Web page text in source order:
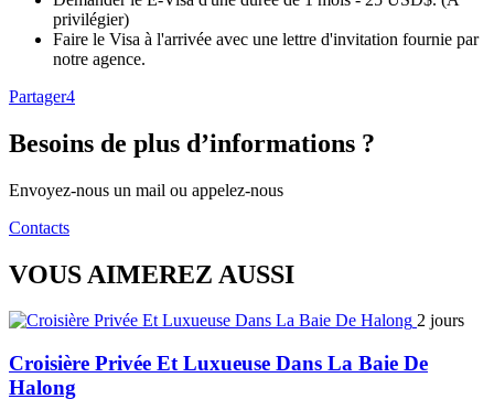
privilégier)
Faire le Visa à l'arrivée avec une lettre d'invitation fournie par
notre agence.
Partager4
Besoins de plus d’informations ?
Envoyez-nous un mail ou appelez-nous
Contacts
VOUS AIMEREZ AUSSI
2 jours
Croisière Privée Et Luxueuse Dans La Baie De
Halong